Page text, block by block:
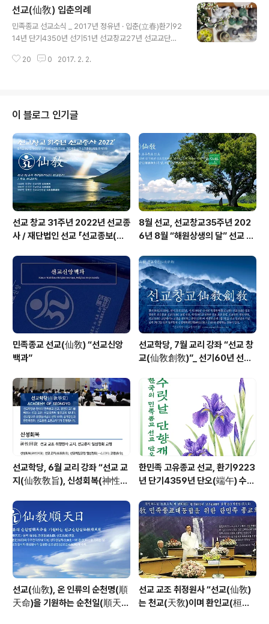
교 선교(仙敎)에서는 음력 2월 1일부터 2월 21일까지 삼
칠일기도 동안을 선정기간으로 정하여 신성회복을 위한 천
지인합일 정화수기도를 올립니다. 선교종헌(仙敎宗憲)에
(仙敎叢林) 선림원(仙林院)에서는 매년 선교수행대중의
선교(仙敎) 입춘의례
민족종교 선교소식 _ 2017년 정유년 · 입춘(立春)환기92
14년 단기4350년 선기51년 선교창교27년 선교교단창
안내 _ ○ 일시 : 2017년 2월 3일 금요일 오전 10시 (음력
이라하여 예로부터 입춘날에는나눔과 베품의 삶을 실천하
는 아름다운 공덕(功德)을 지었습니다.일년의 첫번째 절기
인 입춘절을 맞이하여 지난해의 액운은 멀리 보내고새봄의
기운을 받아 정유년 한 해 좋은 일만 가득하기를 기원드립
니다. ○ 춘축(春祝)立春大吉 建陽多慶 (입춘..
20 0 2017. 2. 2.
이 블로그 인기글
선교 창교 31주년 2022년 선교종
사 / 재단법인 선교 「선교종보(仙
8월 선교, 선교창교35주년 202
6년 8월 “해원상생의 달” 선교 법
민족종교 선교(仙敎) “선교신앙
백과”
선교학당, 7월 교리 강좌 “선교 창
교(仙敎創敎)”_ 선기60년 선교
선교학당, 6월 교리 강좌 “선교 교
지(仙敎敎旨), 신성회복(神性回
열린학당
한민족 고유종교 선교, 환기9223
년 단기4359년 단오(端午) 수릿
사님 신성교화법문
선교(仙敎), 온 인류의 순천명(順
天命)을 기원하는 순천일(順天
선교 교조 취정원사 “선교(仙敎)
는 천교(天敎)이며 환인교(桓因